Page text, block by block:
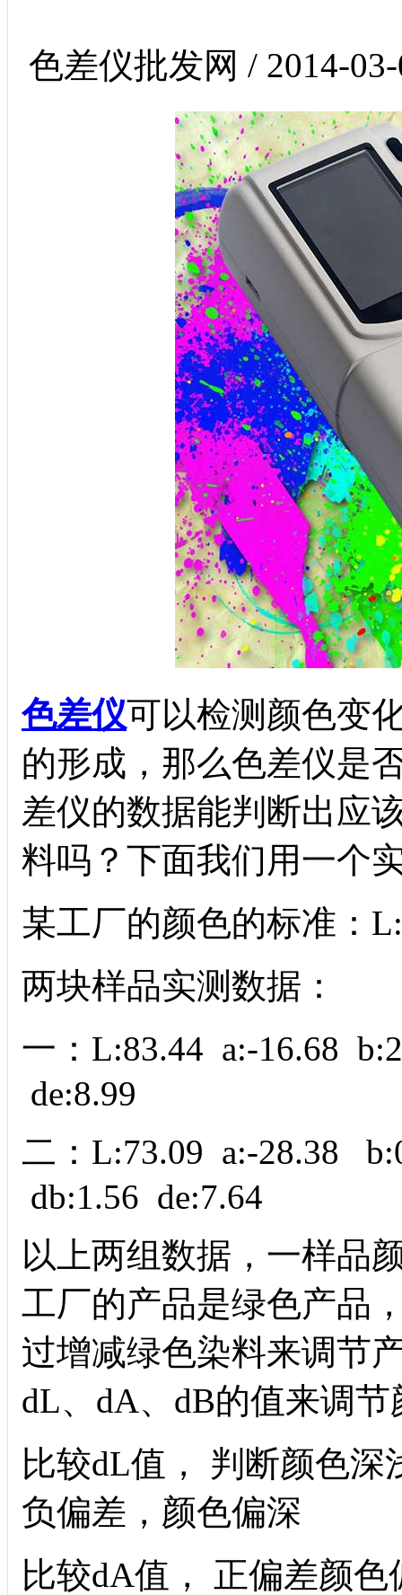
色差仪批发网 / 2014-
色差仪可以检测颜色变
的形成，那么色差仪是
差仪的数据能判断出应
料吗？下面我们用一个
某工厂的颜色的标准：
两块样品实测数据：
一：L:83.44 a:-16.68
de:8.99
二：L:73.09 a:-28.38
db:1.56 de:7.64
以上两组数据，一样品
工厂的产品是绿色产品
过增减绿色染料来调节
dL、dA、dB的值来调
比较dL值， 判断颜色
负偏差，颜色偏深
比较dA值， 正偏差颜